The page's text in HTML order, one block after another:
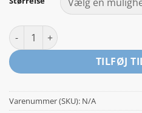
Epoxyarbejde - Eksemfare ved
TILFØJ
Varenummer (SKU): N/A